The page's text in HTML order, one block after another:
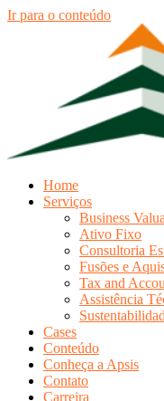
Ir para o conteúdo
Home
Serviços
Business
Ativo Fixo
Consultoria
Fusões e
Tax and
Assistência
Cases
Conteúdo
Conheça a Apsis
Contato
Carreira